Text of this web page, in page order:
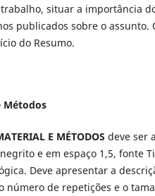
situar a importância
publicados sobre o
do Resumo.
Métodos
E MÉTODOS deve ser
e em espaço 1,5, fonte
Deve apresentar a
número de repetições e o